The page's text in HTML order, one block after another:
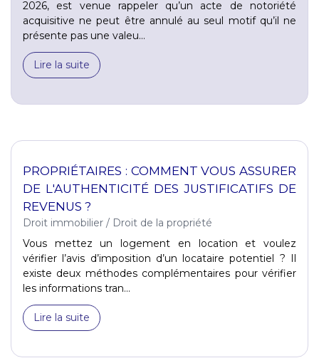
2026, est venue rappeler qu’un acte de notoriété
acquisitive ne peut être annulé au seul motif qu’il ne
présente pas une valeu...
Lire la suite
PROPRIÉTAIRES : COMMENT VOUS ASSURER
DE L'AUTHENTICITÉ DES JUSTIFICATIFS DE
REVENUS ?
Droit immobilier / Droit de la propriété
Vous mettez un logement en location et voulez
vérifier l’avis d’imposition d’un locataire potentiel ? Il
existe deux méthodes complémentaires pour vérifier
les informations tran...
Lire la suite